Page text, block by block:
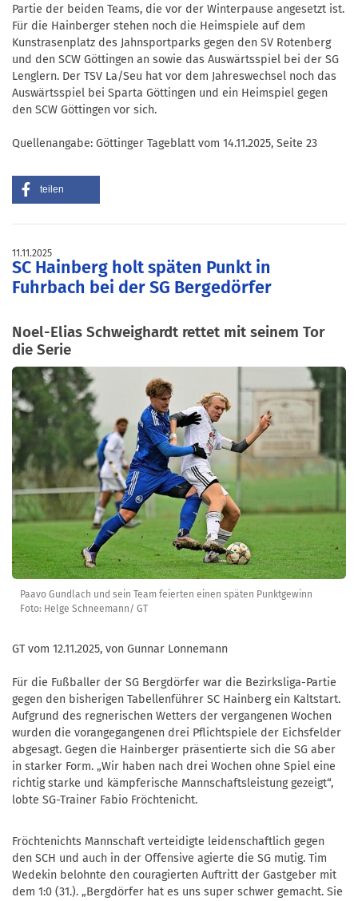
Partie der beiden Teams, die vor der Winterpause angesetzt ist.
Für die Hainberger stehen noch die Heimspiele auf dem
Kunstrasenplatz des Jahnsportparks gegen den SV Rotenberg
und den SCW Göttingen an sowie das Auswärtsspiel bei der SG
Lenglern. Der TSV La/Seu hat vor dem Jahreswechsel noch das
Auswärtsspiel bei Sparta Göttingen und ein Heimspiel gegen
den SCW Göttingen vor sich.
Quellenangabe: Göttinger Tageblatt vom 14.11.2025, Seite 23
teilen
11.11.2025
SC Hainberg holt späten Punkt in
Fuhrbach bei der SG Bergedörfer
Noel-Elias Schweighardt rettet mit seinem Tor
die Serie
Paavo Gundlach und sein Team feierten einen späten Punktgewinn
Foto: Helge Schneemann/ GT
GT vom 12.11.2025, von Gunnar Lonnemann
Für die Fußballer der SG Bergdörfer war die Bezirksliga-Partie
gegen den bisherigen Tabellenführer SC Hainberg ein Kaltstart.
Aufgrund des regnerischen Wetters der vergangenen Wochen
wurden die vorangegangenen drei Pflichtspiele der Eichsfelder
abgesagt. Gegen die Hainberger präsentierte sich die SG aber
in starker Form. „Wir haben nach drei Wochen ohne Spiel eine
richtig starke und kämpferische Mannschaftsleistung gezeigt“,
lobte SG-Trainer Fabio Fröchtenicht.
Fröchtenichts Mannschaft verteidigte leidenschaftlich gegen
den SCH und auch in der Offensive agierte die SG mutig. Tim
Wedekin belohnte den couragierten Auftritt der Gastgeber mit
dem 1:0 (31.). „Bergdörfer hat es uns super schwer gemacht. Sie